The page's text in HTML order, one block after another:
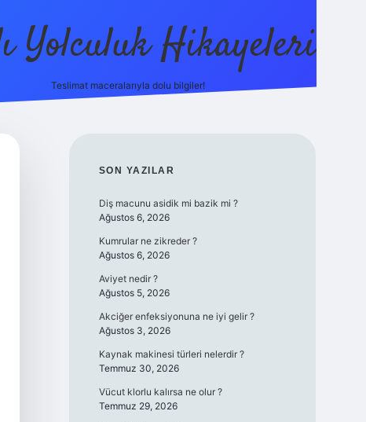
Yolculuk Hikayeleri
Teslimat maceralarıyla dolu bilgiler!
SIDEBAR
SON YAZILAR
Diş macunu asidik mi bazik mi ?
Ağustos 6, 2026
Kumrular ne zikreder ?
Ağustos 6, 2026
Aviyet nedir ?
Ağustos 5, 2026
Akciğer enfeksiyonuna ne iyi gelir ?
Ağustos 3, 2026
Kaynak makinesi türleri nelerdir ?
Temmuz 30, 2026
Vücut klorlu kalırsa ne olur ?
Temmuz 29, 2026